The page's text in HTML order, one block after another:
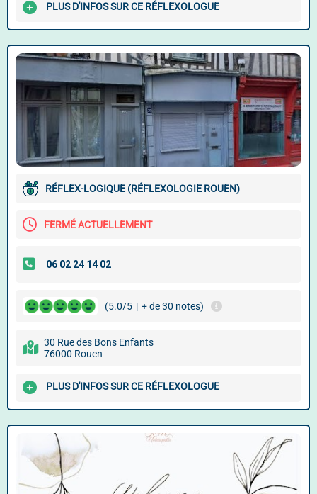
PLUS D'INFOS SUR CE RÉFLEXOLOGUE
RÉFLEX-LOGIQUE (RÉFLEXOLOGIE ROUEN)
FERMÉ ACTUELLEMENT
(5.0/5 | + de 30 notes)
30 Rue des Bons Enfants
76000 Rouen
PLUS D'INFOS SUR CE RÉFLEXOLOGUE